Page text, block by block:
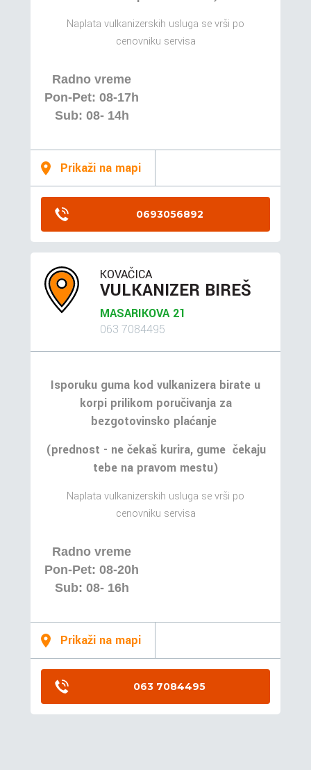
Naplata vulkanizerskih usluga se vrši po
cenovniku servisa
Radno vreme
Pon-Pet: 08-17h
Sub: 08- 14h
Prikaži na mapi
0693056892
KOVAČICA
VULKANIZER BIREŠ
MASARIKOVA 21
063 7084495
Isporuku guma kod vulkanizera birate u
korpi prilikom poručivanja za
bezgotovinsko plaćanje
(prednost - ne čekaš kurira, gume čekaju
tebe na pravom mestu)
Naplata vulkanizerskih usluga se vrši po
cenovniku servisa
Radno vreme
Pon-Pet: 08-20h
Sub: 08- 16h
Prikaži na mapi
063 7084495